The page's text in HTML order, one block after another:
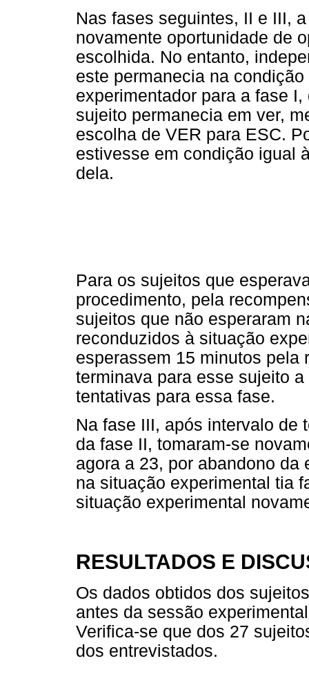
Nas fases seguintes, II e III,
novamente oportunidade de
escolhida. No entanto,
este permanecia na
experimentador para a fase
sujeito permanecia em ver,
escolha de VER para ESC.
estivesse em condição igual
dela.
Para os sujeitos que
procedimento, pela
sujeitos que não esperaram
reconduzidos à situação
esperassem 15 minutos pela
terminava para esse sujeito
tentativas para essa fase.
Na fase III, após intervalo de
da fase II, tomaram-se
agora a 23, por abandono
na situação experimental tia
situação experimental
RESULTADOS E
Os dados obtidos dos
antes da sessão
Verifica-se que dos 27
dos entrevistados.